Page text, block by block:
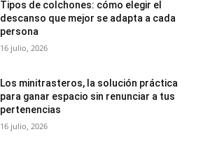
Tipos de colchones: cómo elegir el
descanso que mejor se adapta a cada
persona
16 julio, 2026
Los minitrasteros, la solución práctica
para ganar espacio sin renunciar a tus
pertenencias
16 julio, 2026